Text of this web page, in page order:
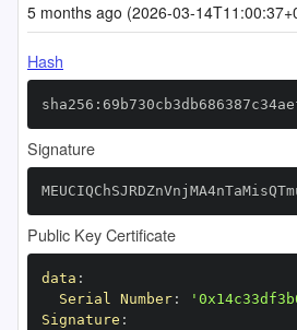
5 months ago (2026-03-
Hash
Signature
Public Key Certificate
data :
Serial Number:
Signature :